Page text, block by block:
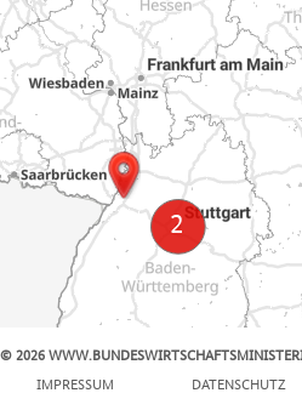
© 2026
IMPRESSUM
DATENSCHUTZ